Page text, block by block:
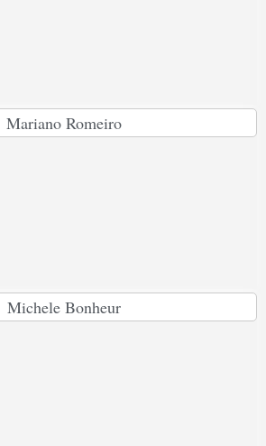
Mariano Romeiro
Michele Bonheur